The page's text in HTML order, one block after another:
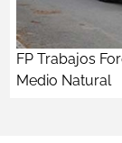
FP Trabajos
Medio Natural